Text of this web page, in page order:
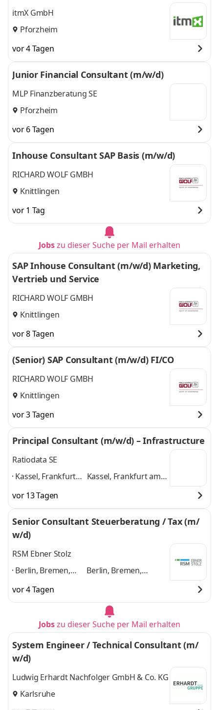
itmX GmbH
Pforzheim
vor 4 Tagen
Junior Financial Consultant (m/w/d)
MLP Finanzberatung SE
Pforzheim
vor 6 Tagen
Inhouse Consultant SAP Basis (m/w/d)
RICHARD WOLF GMBH
Knittlingen
vor 1 Tag
Jobszu dieser Suche per Mail erhalten
SAP Inhouse Consultant (m/w/d) Marketing,
Vertrieb und Service
RICHARD WOLF GMBH
Knittlingen
vor 8 Tagen
(Senior) SAP Consultant (m/w/d) FI/CO
RICHARD WOLF GMBH
Knittlingen
vor 3 Tagen
Principal Consultant (m/w/d) – Infrastructure
Ratiodata SE
Kassel, Frankfurt
Karlsruhe, Koblenz,
Berlin, Duisburg,
Weida, Münster,
Hannover, Velburg
Kassel, Frankfurt am
Duisburg, Weida,
Münster, Hannover,
vor 13 Tagen
Senior Consultant Steuerberatung / Tax (m/
w/d)
RSM Ebner Stolz
Berlin, Bremen,
Frankfurt am Main,
Hamburg,
München,
Ravensburg,
Berlin, Bremen,
Karlsruhe, Köln,
München,
Ravensburg und 7
weitere
vor 4 Tagen
Jobszu dieser Suche per Mail erhalten
System Engineer / Technical Consultant (m/
w/d)
Ludwig Erhardt Nachfolger GmbH & Co. KG
Karlsruhe